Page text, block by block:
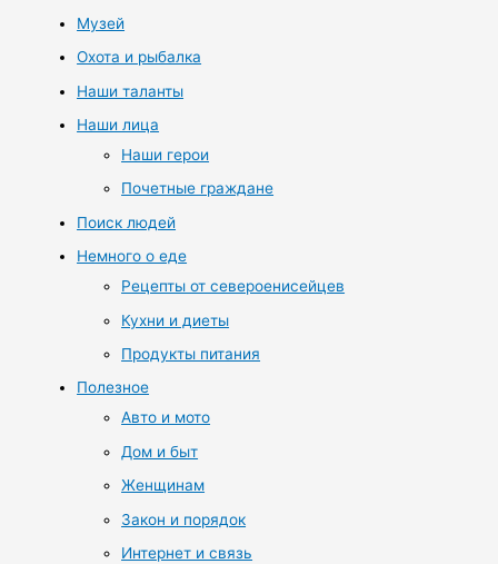
Музей
Охота и рыбалка
Наши таланты
Наши лица
Наши герои
Почетные граждане
Поиск людей
Немного о еде
Рецепты от североенисейцев
Кухни и диеты
Продукты питания
Полезное
Авто и мото
Дом и быт
Женщинам
Закон и порядок
Интернет и связь